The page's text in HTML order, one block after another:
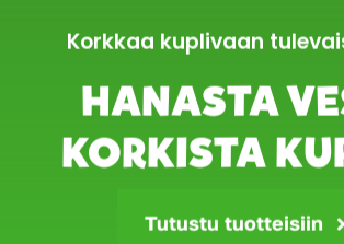
Korkkaa kuplivaan
HANASTA
KORKISTA
Tutustu tuotteisiin